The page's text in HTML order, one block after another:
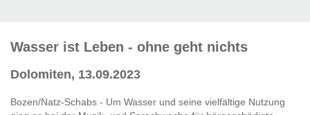
Wasser ist Leben - ohne geht nichts
Dolomiten, 13.09.2023
Bozen/Natz-Schabs - Um Wasser und seine vielfältige Nutzung